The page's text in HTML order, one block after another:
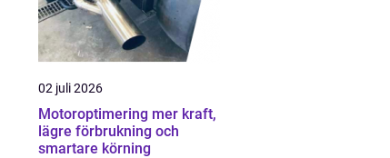
02 juli 2026
Motoroptimering mer kraft,
lägre förbrukning och
smartare körning